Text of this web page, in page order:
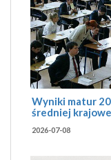
Wyniki matur
średniej
2026-07-08